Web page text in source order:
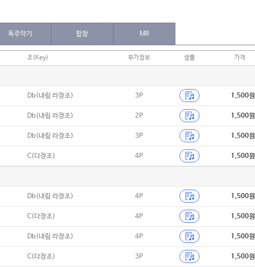
10 사랑해 진짜
11 손이 참 곱던 그대 임영웅
독주악기 합창 MR
조(Key) 부가정보 샘플 가격
Db(내림 라장조) 3P 1,500원
Db(내림 라장조) 2P 1,500원
Db(내림 라장조) 3P 1,500원
C(다장조) 4P 1,500원
Db(내림 라장조) 4P 1,500원
C(다장조) 4P 1,500원
Db(내림 라장조) 4P 1,500원
C(다장조) 3P 1,500원